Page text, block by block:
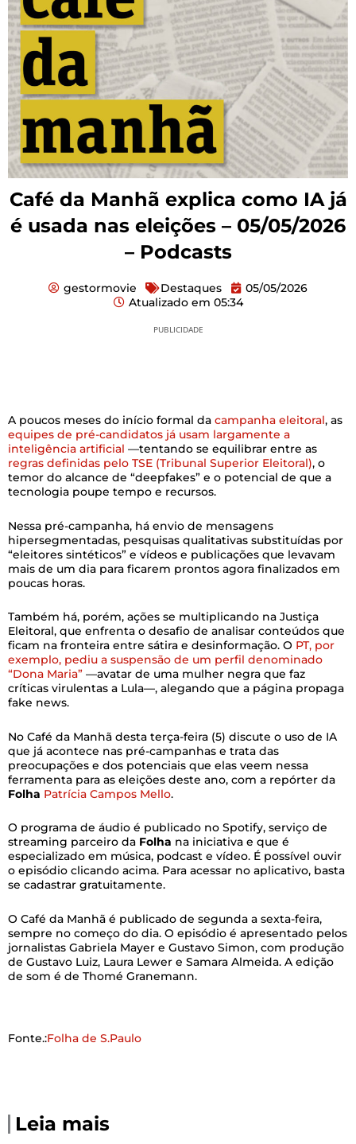
Café da Manhã explica como IA já
é usada nas eleições – 05/05/2026
– Podcasts
gestormovie Destaques
05/05/2026
Atualizado em 05:34
PUBLICIDADE
A poucos meses do início formal da campanha eleitoral, as
equipes de pré-candidatos já usam largamente a
inteligência artificial —tentando se equilibrar entre as
regras definidas pelo TSE (Tribunal Superior Eleitoral), o
temor do alcance de “deepfakes” e o potencial de que a
tecnologia poupe tempo e recursos.
Nessa pré-campanha, há envio de mensagens
hipersegmentadas, pesquisas qualitativas substituídas por
“eleitores sintéticos” e vídeos e publicações que levavam
mais de um dia para ficarem prontos agora finalizados em
poucas horas.
Também há, porém, ações se multiplicando na Justiça
Eleitoral, que enfrenta o desafio de analisar conteúdos que
ficam na fronteira entre sátira e desinformação. O PT, por
exemplo, pediu a suspensão de um perfil denominado
“Dona Maria” —avatar de uma mulher negra que faz
críticas virulentas a Lula—, alegando que a página propaga
fake news.
No Café da Manhã desta terça-feira (5) discute o uso de IA
que já acontece nas pré-campanhas e trata das
preocupações e dos potenciais que elas veem nessa
ferramenta para as eleições deste ano, com a repórter da
Folha Patrícia Campos Mello.
O programa de áudio é publicado no Spotify, serviço de
streaming parceiro da Folha na iniciativa e que é
especializado em música, podcast e vídeo. É possível ouvir
o episódio clicando acima. Para acessar no aplicativo, basta
se cadastrar gratuitamente.
O Café da Manhã é publicado de segunda a sexta-feira,
sempre no começo do dia. O episódio é apresentado pelos
jornalistas Gabriela Mayer e Gustavo Simon, com produção
de Gustavo Luiz, Laura Lewer e Samara Almeida. A edição
de som é de Thomé Granemann.
Fonte.:Folha de S.Paulo
Leia mais